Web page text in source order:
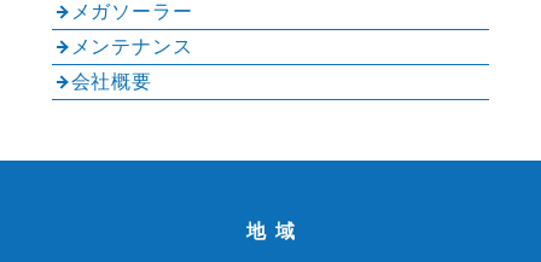
メガソーラー
メンテナンス
会社概要
地域